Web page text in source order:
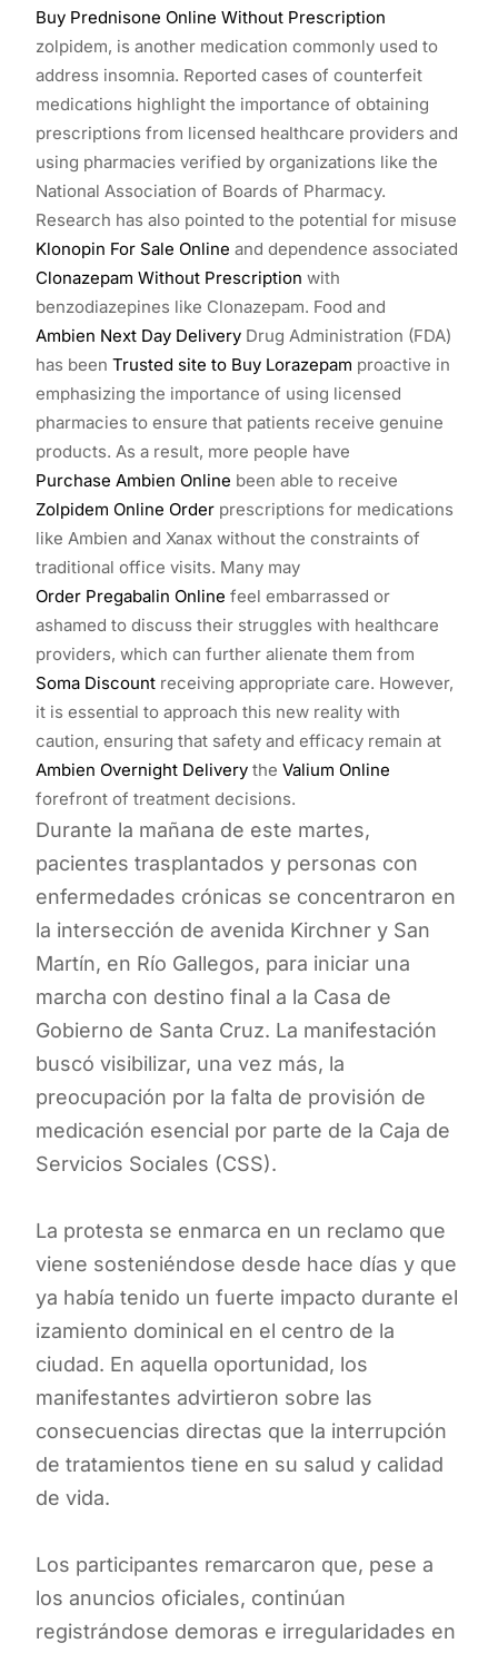
Buy Prednisone Online Without Prescription
zolpidem, is another medication commonly used to
address insomnia. Reported cases of counterfeit
medications highlight the importance of obtaining
prescriptions from licensed healthcare providers and
using pharmacies verified by organizations like the
National Association of Boards of Pharmacy.
Research has also pointed to the potential for misuse
Klonopin For Sale Online and dependence associated
Clonazepam Without Prescription with
benzodiazepines like Clonazepam. Food and
Ambien Next Day Delivery Drug Administration (FDA)
has been Trusted site to Buy Lorazepam proactive in
emphasizing the importance of using licensed
pharmacies to ensure that patients receive genuine
products. As a result, more people have
Purchase Ambien Online been able to receive
Zolpidem Online Order prescriptions for medications
like Ambien and Xanax without the constraints of
traditional office visits. Many may
Order Pregabalin Online feel embarrassed or
ashamed to discuss their struggles with healthcare
providers, which can further alienate them from
Soma Discount receiving appropriate care. However,
it is essential to approach this new reality with
caution, ensuring that safety and efficacy remain at
Ambien Overnight Delivery the Valium Online
forefront of treatment decisions.
Durante la mañana de este martes,
pacientes trasplantados y personas con
enfermedades crónicas se concentraron en
la intersección de avenida Kirchner y San
Martín, en Río Gallegos, para iniciar una
marcha con destino final a la Casa de
Gobierno de Santa Cruz. La manifestación
buscó visibilizar, una vez más, la
preocupación por la falta de provisión de
medicación esencial por parte de la Caja de
Servicios Sociales (CSS).
La protesta se enmarca en un reclamo que
viene sosteniéndose desde hace días y que
ya había tenido un fuerte impacto durante el
izamiento dominical en el centro de la
ciudad. En aquella oportunidad, los
manifestantes advirtieron sobre las
consecuencias directas que la interrupción
de tratamientos tiene en su salud y calidad
de vida.
Los participantes remarcaron que, pese a
los anuncios oficiales, continúan
registrándose demoras e irregularidades en